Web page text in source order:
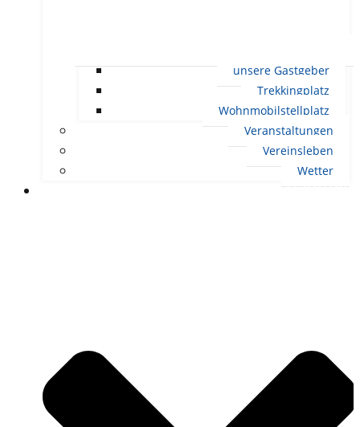
unsere Gastgeber
Trekkingplatz
Wohnmobilstellplatz
Veranstaltungen
Vereinsleben
Wetter
LEBEN IN ERNDTEBRÜCK